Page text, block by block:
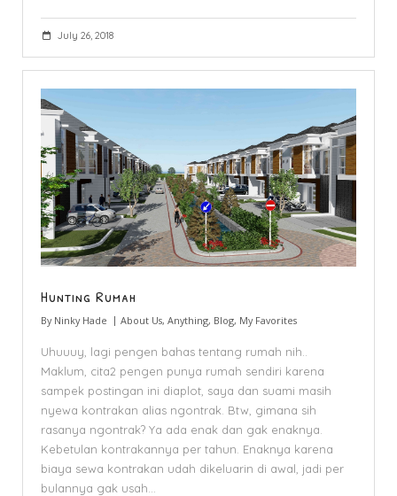
July 26, 2018
Hunting Rumah
By Ninky Hade About Us, Anything, Blog, My Favorites
Uhuuuy, lagi pengen bahas tentang rumah nih..
Maklum, cita2 pengen punya rumah sendiri karena
sampek postingan ini diaplot, saya dan suami masih
nyewa kontrakan alias ngontrak. Btw, gimana sih
rasanya ngontrak? Ya ada enak dan gak enaknya.
Kebetulan kontrakannya per tahun. Enaknya karena
biaya sewa kontrakan udah dikeluarin di awal, jadi per
bulannya gak usah…